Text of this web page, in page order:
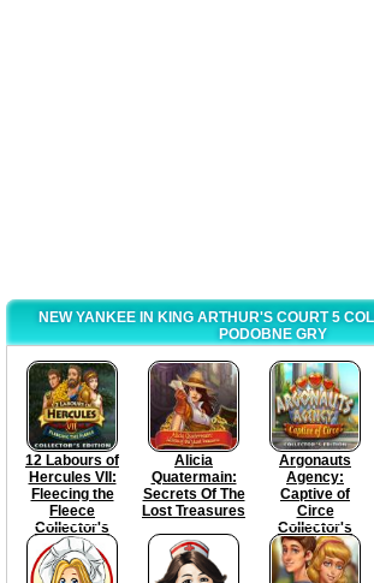
NEW YANKEE IN KING ARTHUR'S COURT 5
PODOBNE GRY
12 Labours of
Hercules VII:
Fleecing the
Fleece
Collector's
Edition
Alicia
Quatermain:
Secrets Of The
Lost Treasures
Argonauts
Agency:
Captive of
Circe
Collector's
Edition